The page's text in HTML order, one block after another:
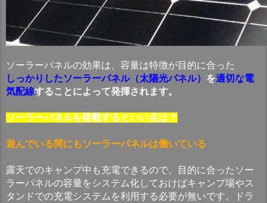
ソーラーパネルの効果は、容量は特徴が目的に合った
しっかりしたソーラーパネル（太陽光パネル） を適切な電
気配線することによって発揮されます。
ソーラーパネルを搭載するといい点は？
遊んでいる間にもソーラーパネルは働いている
露天でのキャンプ中も充電できるので、目的に合ったソー
ラーパネルの容量をシステム化しておけばキャンプ場やス
タンドでの充電システムを利用する必要が無いです。ドラ